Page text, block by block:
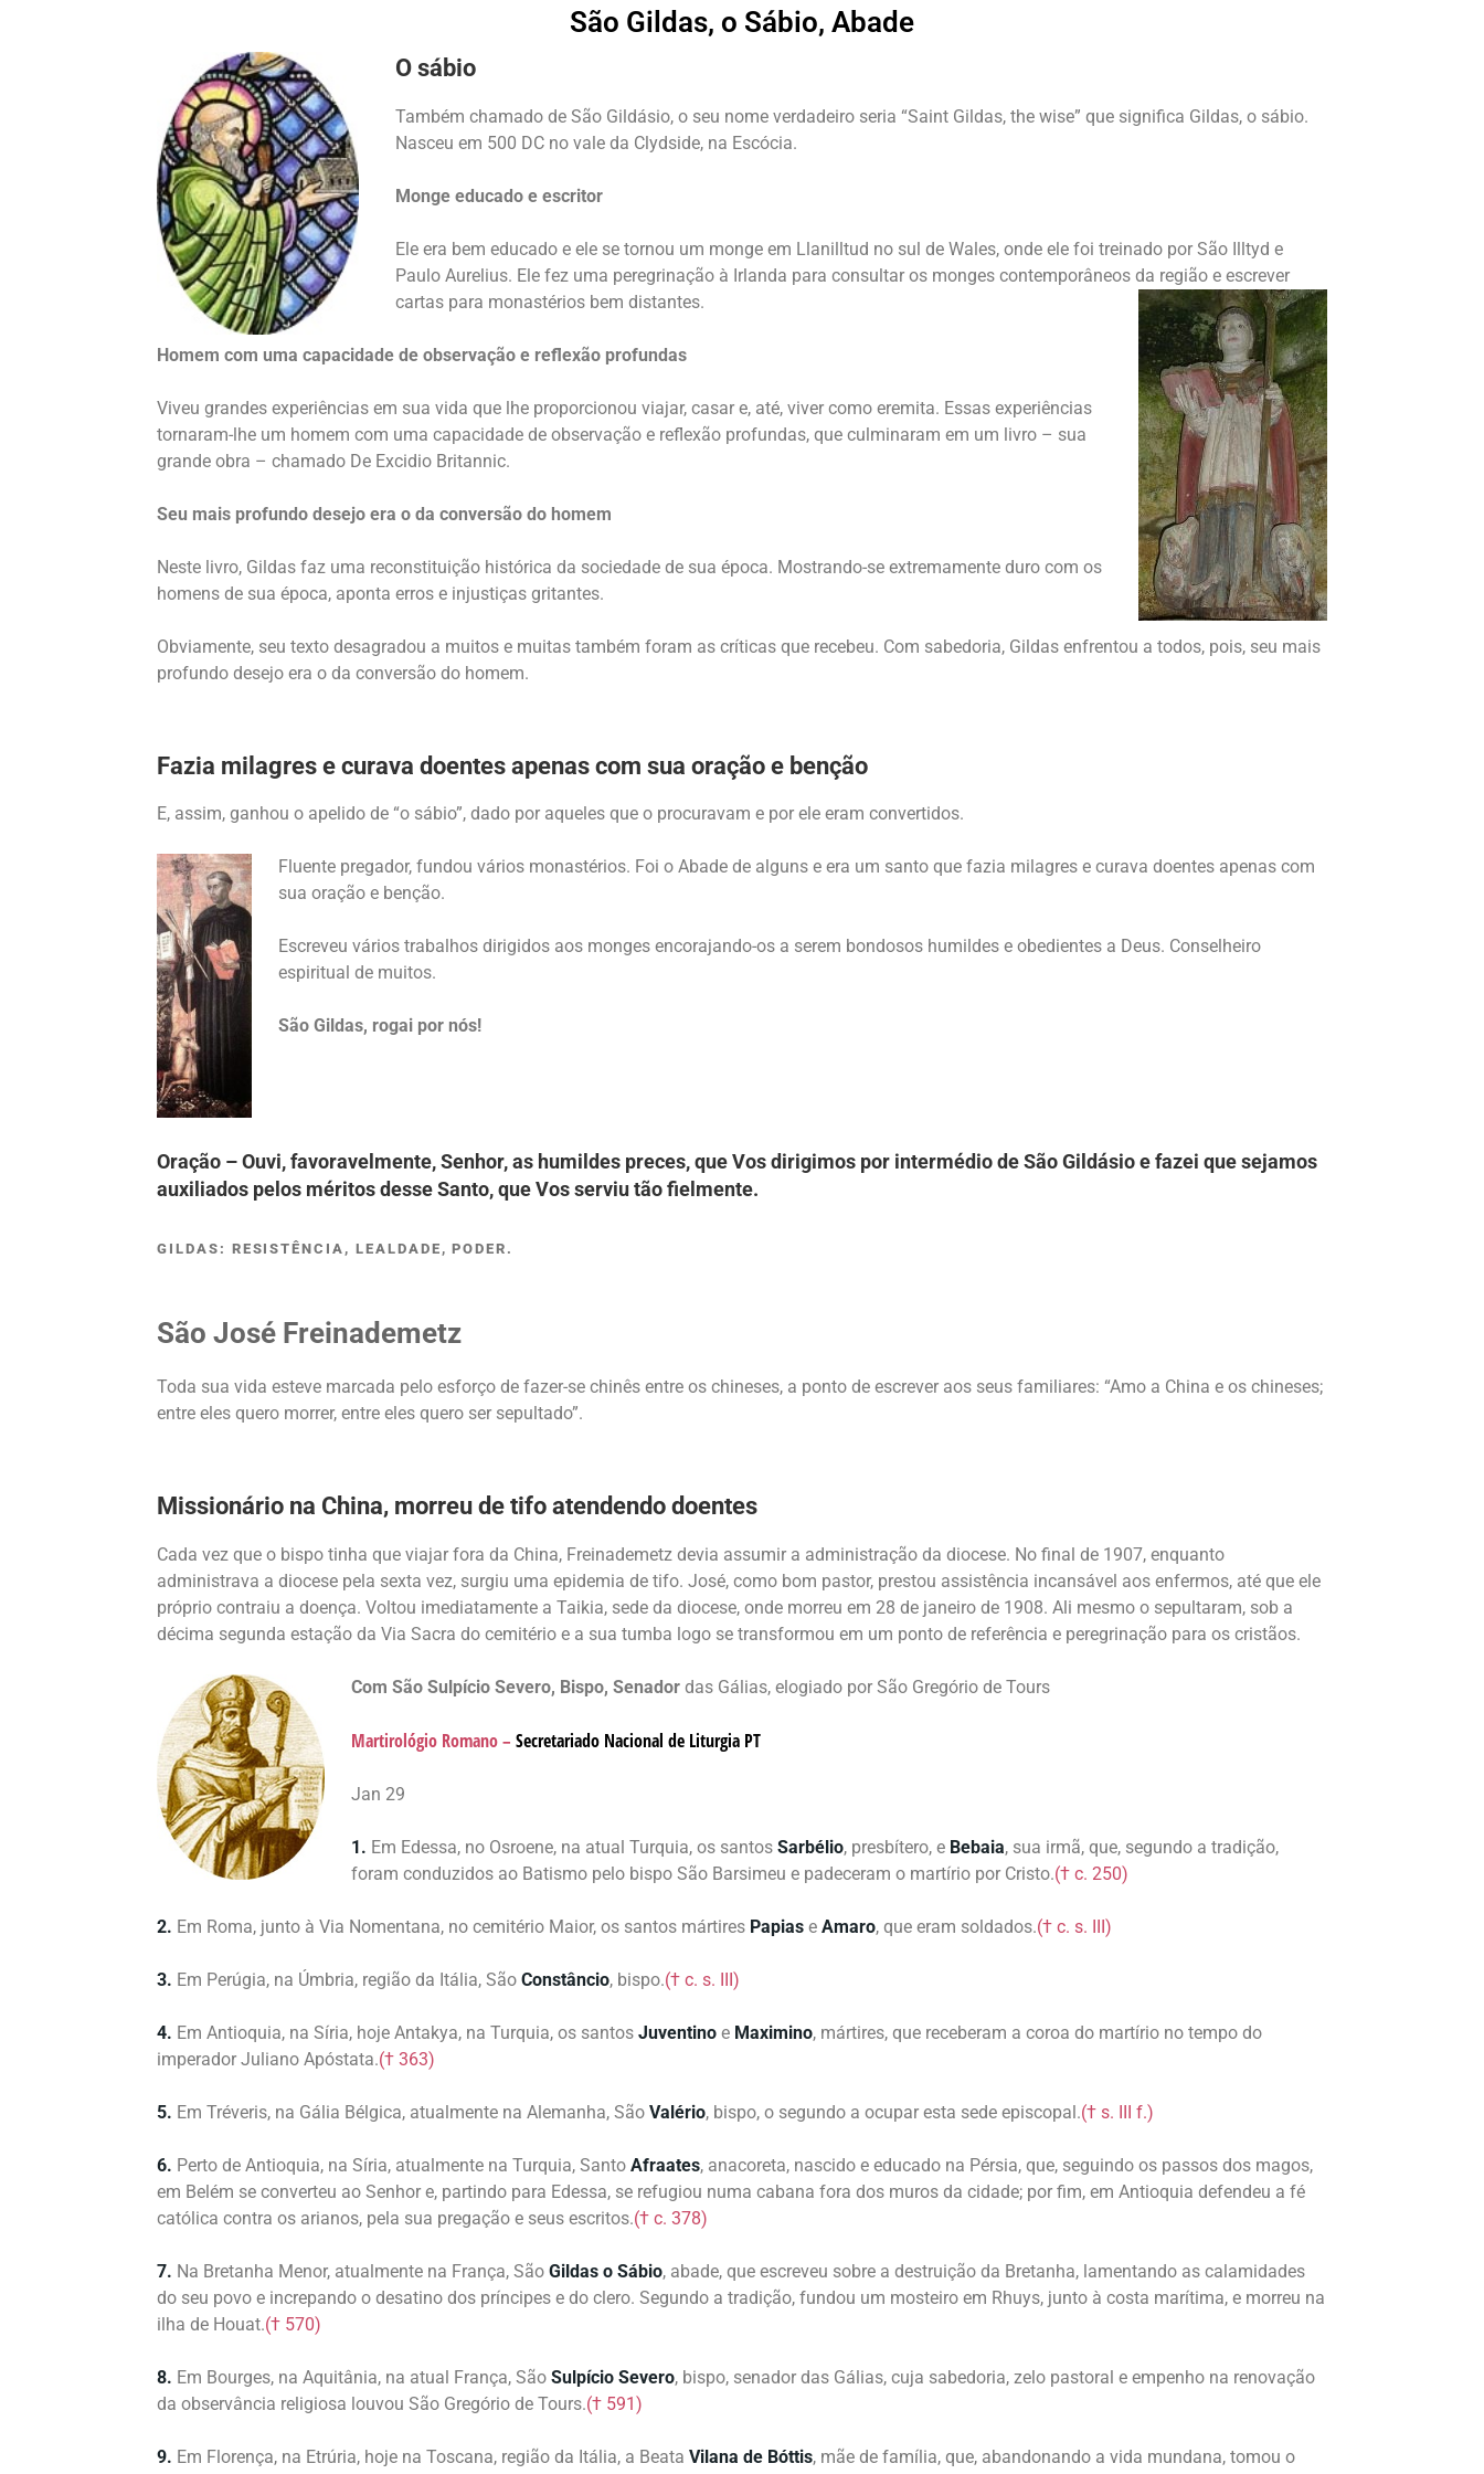
São Gildas, o Sábio, Abade
O sábio
Também chamado de São Gildásio, o seu nome verdadeiro seria “Saint Gildas, the wise” que significa Gildas, o sábio.
Nasceu em 500 DC no vale da Clydside, na Escócia.
Monge educado e escritor
Ele era bem educado e ele se tornou um monge em Llanilltud no sul de Wales, onde ele foi treinado por São Illtyd e
Paulo Aurelius. Ele fez uma peregrinação à Irlanda para consultar os monges contemporâneos da região e escrever
cartas para monastérios bem distantes.
Homem com uma capacidade de observação e reflexão profundas
Viveu grandes experiências em sua vida que lhe proporcionou viajar, casar e, até, viver como eremita. Essas experiências
tornaram-lhe um homem com uma capacidade de observação e reflexão profundas, que culminaram em um livro – sua
grande obra – chamado De Excidio Britannic.
Seu mais profundo desejo era o da conversão do homem
Neste livro, Gildas faz uma reconstituição histórica da sociedade de sua época. Mostrando-se extremamente duro com os
homens de sua época, aponta erros e injustiças gritantes.
Obviamente, seu texto desagradou a muitos e muitas também foram as críticas que recebeu. Com sabedoria, Gildas enfrentou a todos, pois, seu mais
profundo desejo era o da conversão do homem.
Fazia milagres e curava doentes apenas com sua oração e benção
E, assim, ganhou o apelido de “o sábio”, dado por aqueles que o procuravam e por ele eram convertidos.
Fluente pregador, fundou vários monastérios. Foi o Abade de alguns e era um santo que fazia milagres e curava doentes apenas com
sua oração e benção.
Escreveu vários trabalhos dirigidos aos monges encorajando-os a serem bondosos humildes e obedientes a Deus. Conselheiro
espiritual de muitos.
São Gildas, rogai por nós!
Oração – Ouvi, favoravelmente, Senhor, as humildes preces, que Vos dirigimos por intermédio de São Gildásio e fazei que sejamos
auxiliados pelos méritos desse Santo, que Vos serviu tão fielmente.
GILDAS: RESISTÊNCIA, LEALDADE, PODER.
São José Freinademetz
Toda sua vida esteve marcada pelo esforço de fazer-se chinês entre os chineses, a ponto de escrever aos seus familiares: “Amo a China e os chineses;
entre eles quero morrer, entre eles quero ser sepultado”.
Missionário na China, morreu de tifo atendendo doentes
Cada vez que o bispo tinha que viajar fora da China, Freinademetz devia assumir a administração da diocese. No final de 1907, enquanto
administrava a diocese pela sexta vez, surgiu uma epidemia de tifo. José, como bom pastor, prestou assistência incansável aos enfermos, até que ele
próprio contraiu a doença. Voltou imediatamente a Taikia, sede da diocese, onde morreu em 28 de janeiro de 1908. Ali mesmo o sepultaram, sob a
décima segunda estação da Via Sacra do cemitério e a sua tumba logo se transformou em um ponto de referência e peregrinação para os cristãos.
Com São Sulpício Severo, Bispo, Senador das Gálias, elogiado por São Gregório de Tours
Martirológio Romano – Secretariado Nacional de Liturgia PT
Jan 29
1. Em Edessa, no Osroene, na atual Turquia, os santos Sarbélio, presbítero, e Bebaia, sua irmã, que, segundo a tradição,
foram conduzidos ao Batismo pelo bispo São Barsimeu e padeceram o martírio por Cristo.(† c. 250)
2. Em Roma, junto à Via Nomentana, no cemitério Maior, os santos mártires Papias e Amaro, que eram soldados.(† c. s. III)
3. Em Perúgia, na Úmbria, região da Itália, São Constâncio, bispo.(† c. s. III)
4. Em Antioquia, na Síria, hoje Antakya, na Turquia, os santos Juventino e Maximino, mártires, que receberam a coroa do martírio no tempo do
imperador Juliano Apóstata.(† 363)
5. Em Tréveris, na Gália Bélgica, atualmente na Alemanha, São Valério, bispo, o segundo a ocupar esta sede episcopal.(† s. III f.)
6. Perto de Antioquia, na Síria, atualmente na Turquia, Santo Afraates, anacoreta, nascido e educado na Pérsia, que, seguindo os passos dos magos,
em Belém se converteu ao Senhor e, partindo para Edessa, se refugiou numa cabana fora dos muros da cidade; por fim, em Antioquia defendeu a fé
católica contra os arianos, pela sua pregação e seus escritos.(† c. 378)
7. Na Bretanha Menor, atualmente na França, São Gildas o Sábio, abade, que escreveu sobre a destruição da Bretanha, lamentando as calamidades
do seu povo e increpando o desatino dos príncipes e do clero. Segundo a tradição, fundou um mosteiro em Rhuys, junto à costa marítima, e morreu na
ilha de Houat.(† 570)
8. Em Bourges, na Aquitânia, na atual França, São Sulpício Severo, bispo, senador das Gálias, cuja sabedoria, zelo pastoral e empenho na renovação
da observância religiosa louvou São Gregório de Tours.(† 591)
9. Em Florença, na Etrúria, hoje na Toscana, região da Itália, a Beata Vilana de Bóttis, mãe de família, que, abandonando a vida mundana, tomou o